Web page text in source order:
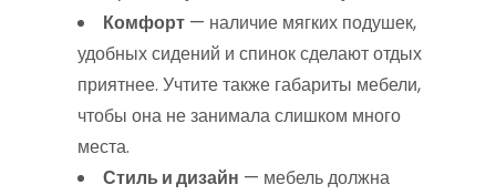
Комфорт — наличие мягких подушек,
удобных сидений и спинок сделают отдых
приятнее. Учтите также габариты мебели,
чтобы она не занимала слишком много
места.
Стиль и дизайн — мебель должна